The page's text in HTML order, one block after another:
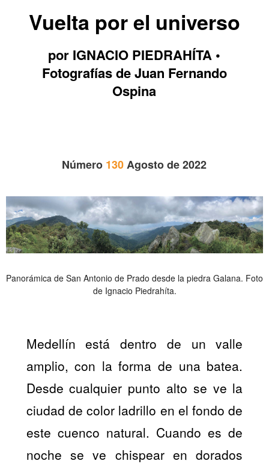
Vuelta por el universo
por IGNACIO PIEDRAHÍTA •
Fotografías de Juan Fernando
Ospina
Número 130Agosto de 2022
Panorámica de San Antonio de Prado desde la piedra Galana. Foto
de Ignacio Piedrahíta.
Medellín está dentro de un valle
amplio, con la forma de una batea.
Desde cualquier punto alto se ve la
ciudad de color ladrillo en el fondo de
este cuenco natural. Cuando es de
noche se ve chispear en dorados